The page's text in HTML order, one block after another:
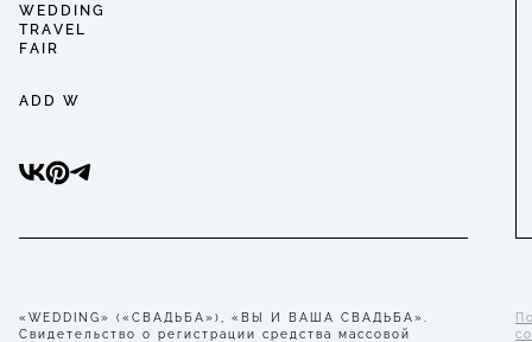
WEDDING
TRAVEL
FAIR
ADD W
«WEDDING» («СВАДЬБА»), «ВЫ И ВАША СВАДЬБА».
Свидетельство о регистрации средства массовой